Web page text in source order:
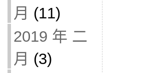
月 (11)
2019 年 二
月 (3)